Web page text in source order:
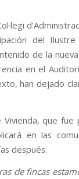
del
de la
en el
han dejado
que
en las
después.
de fincas